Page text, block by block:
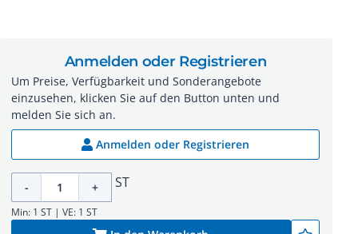
Anmelden oder Registrieren
Um Preise, Verfügbarkeit und Sonderangebote
einzusehen, klicken Sie auf den Button unten und
melden Sie sich an.
Anmelden oder Registrieren
- + ST
Min: 1 ST | VE: 1 ST